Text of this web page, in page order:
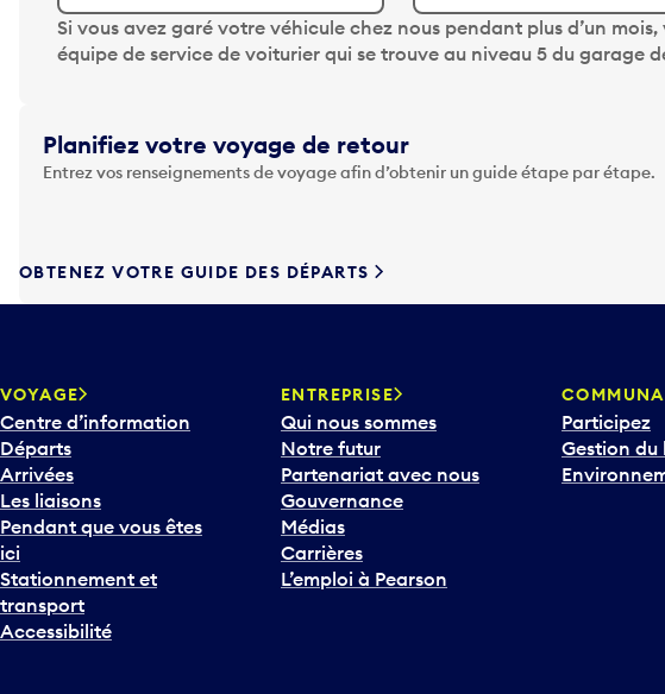
A
p
y
e
z
r
u
c
h
e
F
l
c
h
e
Si vous avez garé votre véhicule chez nous pendant plus d’un
équipe de service de voiturier qui se trouve au niveau 5 du garage
Planifiez votre voyage de retour
Entrez vos renseignements de voyage afin d’obtenir un guide étape par étape.
OBTENEZ VOTRE GUIDE DES DÉPARTS
VOYAGE
Centre d’information
Départs
Arrivées
Les liaisons
Pendant que vous êtes
ici
Stationnement et
transport
Accessibilité
ENTREPRISE
Qui nous sommes
Notre futur
Partenariat avec nous
Gouvernance
Médias
Carrières
L’emploi à Pearson
Participez
Gestion du